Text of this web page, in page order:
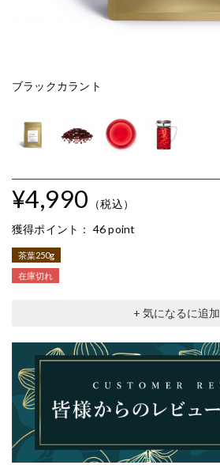
ブラックカラント
¥4,990 （税込）
獲得ポイント： 46 point
茶葉250g
在庫切れ
+ 気になるに追加